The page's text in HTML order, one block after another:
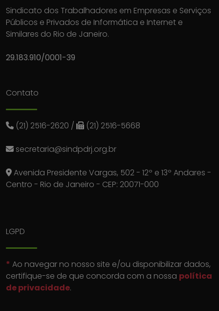
Sindicato dos Trabalhadores em Empresas e Serviços
Públicos e Privados de Informática e Internet e
Similares do Rio de Janeiro.
29.183.910/0001-39
Contato
(21) 2516-2620 / (21) 2516-5668
secretaria@sindpdrj.org.br
Avenida Presidente Vargas, 502 - 12º e 13º Andares -
Centro - Rio de Janeiro - CEP: 20071-000
LGPD
* Ao navegar no nosso site e/ou disponibilizar dados,
certifique-se de que concorda com a nossa política
de privacidade.